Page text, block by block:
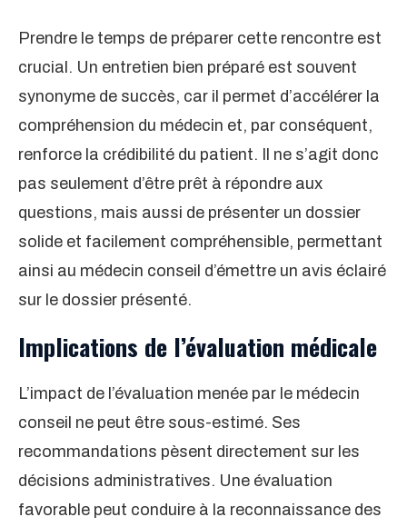
Prendre le temps de préparer cette rencontre est
crucial. Un entretien bien préparé est souvent
synonyme de succès, car il permet d’accélérer la
compréhension du médecin et, par conséquent,
renforce la crédibilité du patient. Il ne s’agit donc
pas seulement d’être prêt à répondre aux
questions, mais aussi de présenter un dossier
solide et facilement compréhensible, permettant
ainsi au médecin conseil d’émettre un avis éclairé
sur le dossier présenté.
Implications de l’évaluation médicale
L’impact de l’évaluation menée par le médecin
conseil ne peut être sous-estimé. Ses
recommandations pèsent directement sur les
décisions administratives. Une évaluation
favorable peut conduire à la reconnaissance des